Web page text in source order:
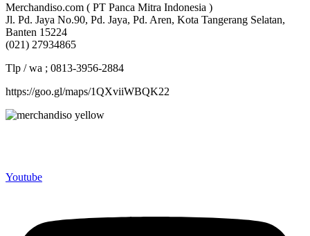
Merchandiso.com ( PT Panca Mitra Indonesia )
Jl. Pd. Jaya No.90, Pd. Jaya, Pd. Aren, Kota Tangerang Selatan,
Banten 15224
(021) 27934865
Tlp / wa ; 0813-3956-2884
https://goo.gl/maps/1QXviiWBQK22
Youtube